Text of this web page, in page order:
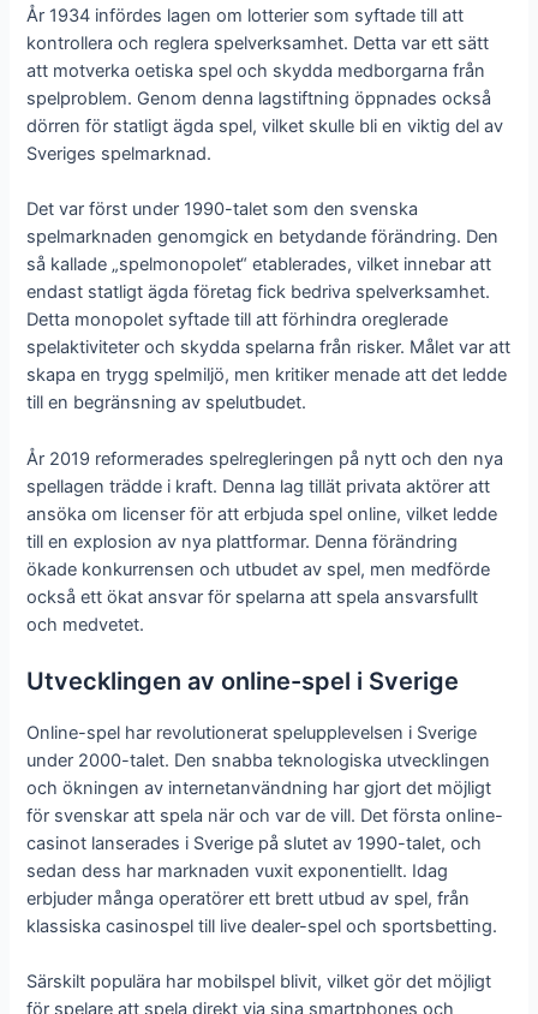
År 1934 infördes lagen om lotterier som syftade till att
kontrollera och reglera spelverksamhet. Detta var ett sätt
att motverka oetiska spel och skydda medborgarna från
spelproblem. Genom denna lagstiftning öppnades också
dörren för statligt ägda spel, vilket skulle bli en viktig del av
Sveriges spelmarknad.
Det var först under 1990-talet som den svenska
spelmarknaden genomgick en betydande förändring. Den
så kallade „spelmonopolet“ etablerades, vilket innebar att
endast statligt ägda företag fick bedriva spelverksamhet.
Detta monopolet syftade till att förhindra oreglerade
spelaktiviteter och skydda spelarna från risker. Målet var att
skapa en trygg spelmiljö, men kritiker menade att det ledde
till en begränsning av spelutbudet.
År 2019 reformerades spelregleringen på nytt och den nya
spellagen trädde i kraft. Denna lag tillät privata aktörer att
ansöka om licenser för att erbjuda spel online, vilket ledde
till en explosion av nya plattformar. Denna förändring
ökade konkurrensen och utbudet av spel, men medförde
också ett ökat ansvar för spelarna att spela ansvarsfullt
och medvetet.
Utvecklingen av online-spel i Sverige
Online-spel har revolutionerat spelupplevelsen i Sverige
under 2000-talet. Den snabba teknologiska utvecklingen
och ökningen av internetanvändning har gjort det möjligt
för svenskar att spela när och var de vill. Det första online-
casinot lanserades i Sverige på slutet av 1990-talet, och
sedan dess har marknaden vuxit exponentiellt. Idag
erbjuder många operatörer ett brett utbud av spel, från
klassiska casinospel till live dealer-spel och sportsbetting.
Särskilt populära har mobilspel blivit, vilket gör det möjligt
för spelare att spela direkt via sina smartphones och